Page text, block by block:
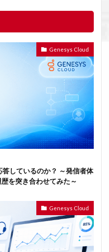
Genesys Cloud
しているのか？ ～発信者体
を突き合わせてみた～
Genesys Cloud